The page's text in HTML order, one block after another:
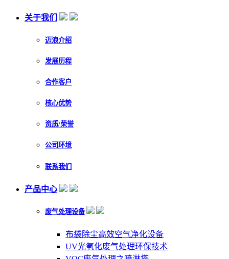
关于我们
迈浪介绍
发展历程
合作客户
核心优势
资质/荣誉
公司环境
联系我们
产品中心
废气处理设备
布袋除尘高效空气净化设备
UV光氧化废气处理环保技术